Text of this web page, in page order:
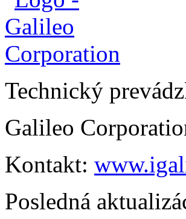
Technický
Galileo
Kontakt:
Posledná